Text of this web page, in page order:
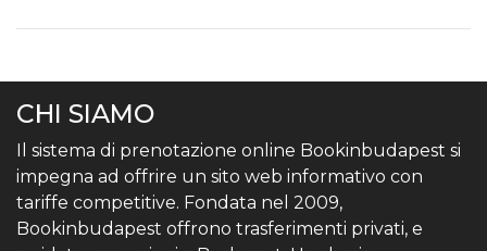
CHI SIAMO
Il sistema di prenotazione online Bookinbudapest si
impegna ad offrire un sito web informativo con
tariffe competitive. Fondata nel 2009,
Bookinbudapest offrono trasferimenti privati, e